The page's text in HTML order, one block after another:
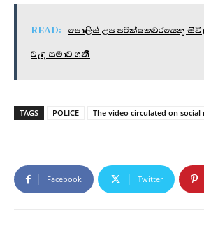
READ:
පොලිස් උප පරීක්ෂකවරයෙකු
වැඳ සමාව ගනී
TAGS POLICE The video circulated on social
Facebook Twitter